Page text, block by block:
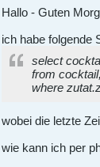
Hallo - Guten
ich habe folgende
select
from
where
wobei die letzte
wie kann ich per